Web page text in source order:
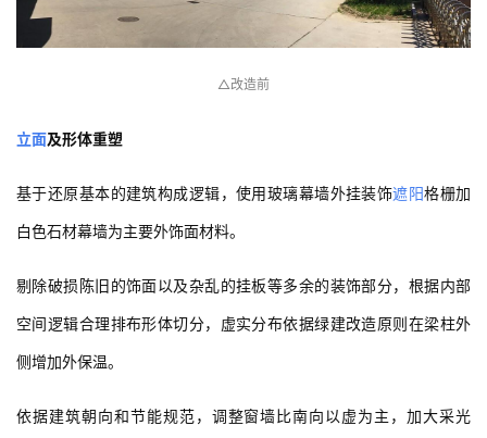
△改造前
立面及形体重塑
基于还原基本的建筑构成逻辑，使用玻璃幕墙外挂装饰遮阳格栅加
白色石材幕墙为主要外饰面材料。
剔除破损陈旧的饰面以及杂乱的挂板等多余的装饰部分，根据内部
空间逻辑合理排布形体切分，虚实分布依据绿建改造原则在梁柱外
侧增加外保温。
依据建筑朝向和节能规范，调整窗墙比南向以虚为主，加大采光